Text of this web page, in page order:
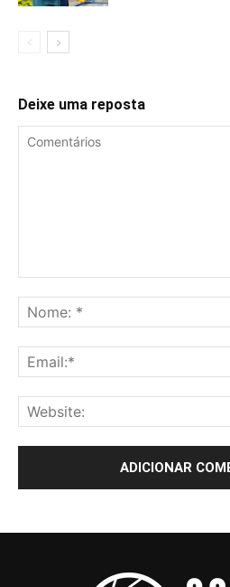
Deixe uma reposta